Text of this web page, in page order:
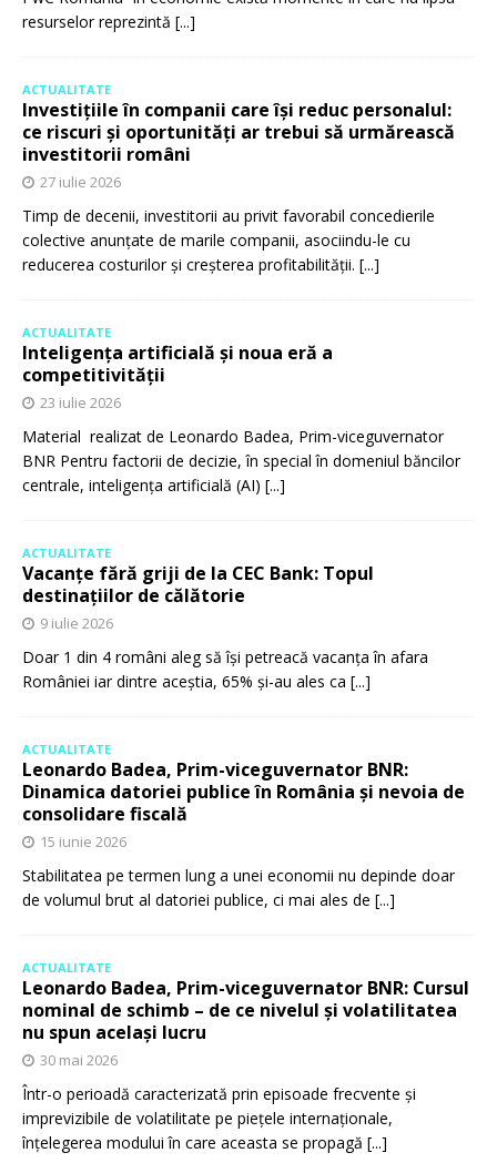
resurselor reprezintă [...]
ACTUALITATE
Investițiile în companii care își reduc personalul:
ce riscuri și oportunități ar trebui să urmărească
investitorii români
27 iulie 2026
Timp de decenii, investitorii au privit favorabil concedierile
colective anunțate de marile companii, asociindu-le cu
reducerea costurilor și creșterea profitabilității. [...]
ACTUALITATE
Inteligența artificială și noua eră a
competitivității
23 iulie 2026
Material realizat de Leonardo Badea, Prim-viceguvernator
BNR Pentru factorii de decizie, în special în domeniul băncilor
centrale, inteligența artificială (AI) [...]
ACTUALITATE
Vacanțe fără griji de la CEC Bank: Topul
destinațiilor de călătorie
9 iulie 2026
Doar 1 din 4 români aleg să își petreacă vacanța în afara
României iar dintre aceștia, 65% și-au ales ca [...]
ACTUALITATE
Leonardo Badea, Prim-viceguvernator BNR:
Dinamica datoriei publice în România și nevoia de
consolidare fiscală
15 iunie 2026
Stabilitatea pe termen lung a unei economii nu depinde doar
de volumul brut al datoriei publice, ci mai ales de [...]
ACTUALITATE
Leonardo Badea, Prim-viceguvernator BNR: Cursul
nominal de schimb – de ce nivelul și volatilitatea
nu spun același lucru
30 mai 2026
Într-o perioadă caracterizată prin episoade frecvente și
imprevizibile de volatilitate pe piețele internaționale,
înțelegerea modului în care aceasta se propagă [...]